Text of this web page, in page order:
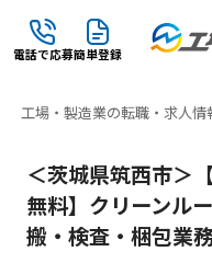
電話で応募簡単登録
工場・製造業の転職・求人
＜茨城県筑西市＞
無料】クリーンル
搬・検査・梱包業